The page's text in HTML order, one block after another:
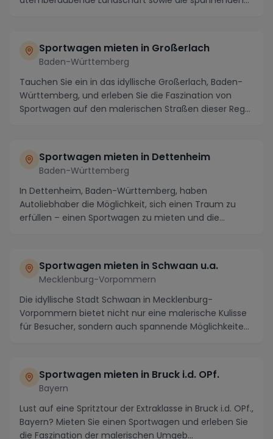
Sportwagen mieten in Großerlach
Baden-Württemberg
Tauchen Sie ein in das idyllische Großerlach, Baden-
Württemberg, und erleben Sie die Faszination von
Sportwagen auf den malerischen Straßen dieser Reg...
Sportwagen mieten in Dettenheim
Baden-Württemberg
In Dettenheim, Baden-Württemberg, haben
Autoliebhaber die Möglichkeit, sich einen Traum zu
erfüllen – einen Sportwagen zu mieten und die
Sportwagen mieten in Schwaan u.a.
Mecklenburg-Vorpommern
Die idyllische Stadt Schwaan in Mecklenburg-
Vorpommern bietet nicht nur eine malerische Kulisse
für Besucher, sondern auch spannende Möglichkeiten,
Sportwagen mieten in Bruck i.d. OPf.
Bayern
Lust auf eine Spritztour der Extraklasse in Bruck i.d. OPf.,
Bayern? Mieten Sie einen Sportwagen und erleben Sie
die Faszination der malerischen Umgeb...